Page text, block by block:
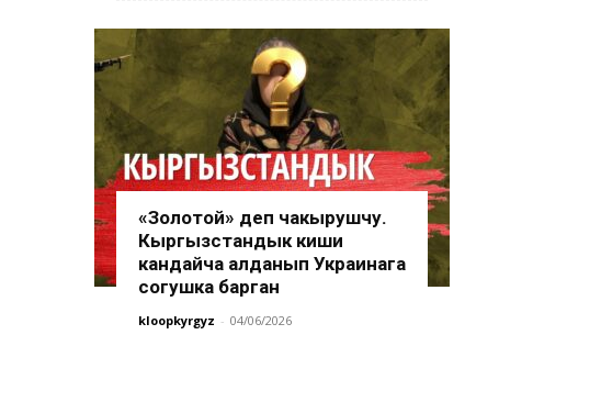
«Золотой» деп чакырушчу.
Кыргызстандык киши
кандайча алданып Украинага
согушка барган
kloopkyrgyz - 04/06/2026